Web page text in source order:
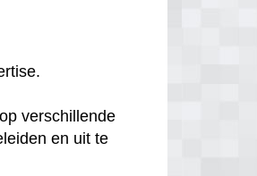
verschillende
en uit te